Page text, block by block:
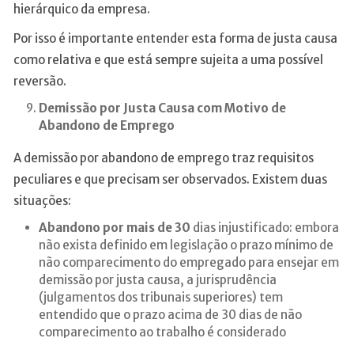
hierárquico da empresa.
Por isso é importante entender esta forma de justa causa
como relativa e que está sempre sujeita a uma possível
reversão.
Demissão por Justa Causa com Motivo de
Abandono de Emprego
A demissão por abandono de emprego traz requisitos
peculiares e que precisam ser observados. Existem duas
situações:
Abandono por mais de 30 dias injustificado: embora
não exista definido em legislação o prazo mínimo de
não comparecimento do empregado para ensejar em
demissão por justa causa, a jurisprudência
(julgamentos dos tribunais superiores) tem
entendido que o prazo acima de 30 dias de não
comparecimento ao trabalho é considerado